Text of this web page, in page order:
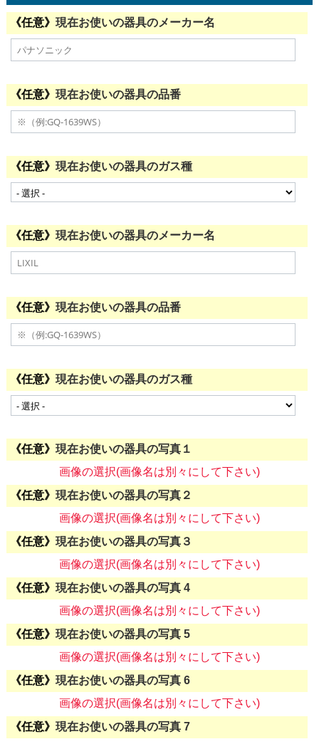
現在お使いの器具のメーカー名
現在お使いの器具の品番
現在お使いの器具のガス種
現在お使いの器具のメーカー名
現在お使いの器具の品番
現在お使いの器具のガス種
現在お使いの器具の写真１
画像の選択(画像名は別々にして下さい)
現在お使いの器具の写真２
画像の選択(画像名は別々にして下さい)
現在お使いの器具の写真３
画像の選択(画像名は別々にして下さい)
現在お使いの器具の写真 4
画像の選択(画像名は別々にして下さい)
現在お使いの器具の写真 5
画像の選択(画像名は別々にして下さい)
現在お使いの器具の写真 6
画像の選択(画像名は別々にして下さい)
現在お使いの器具の写真 7